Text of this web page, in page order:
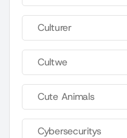
Culturer
Cultwe
Cute Animals
Cybersecuritys